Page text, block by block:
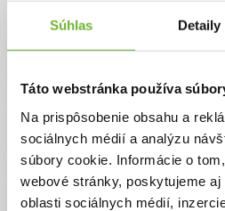
Súhlas Detaily
Táto webstránka používa
Na prispôsobenie obsahu a
sociálnych médií a analýzu
súbory cookie. Informácie o
webové stránky, poskytujeme
oblasti sociálnych médií,
Kontaktné údaje
V prípade akýchkoľvek otázok
emailom, alebo telefonicky.
ĽUDIA ĽUĎOM, n. o.